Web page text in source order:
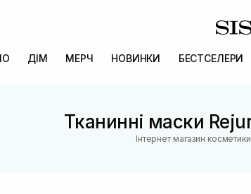
ДІМ МЕРЧ НОВИНКИ БЕСТСЕЛЕРИ
Тканинні маски
Інтернет магазин косметики